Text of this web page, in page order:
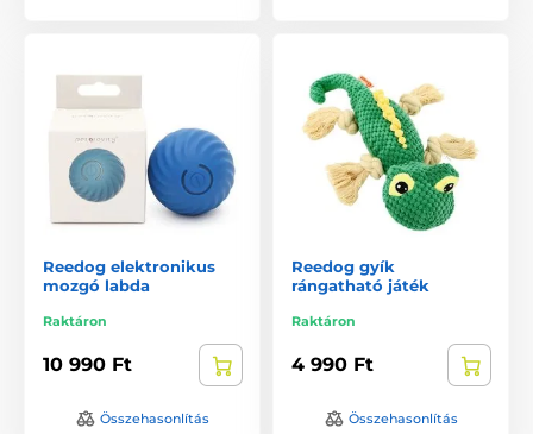
Reedog elektronikus
mozgó labda
Raktáron
10 990 Ft
Összehasonlítás
Reedog gyík
rángatható játék
Raktáron
4 990 Ft
Összehasonlítás